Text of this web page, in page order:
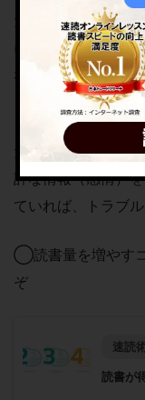
ただし、Twitterや
には文章が短すぎ
ないので、誤解を
りますけどね）
ただでさえ本を読
計な情報（感情）
ていれば、トラブ
◯読書量を増やす
ぞ
速読
読書が